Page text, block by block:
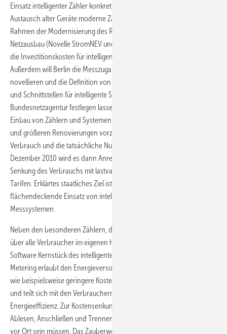
Einsatz intelligenter Zähler konkretisieren. So sollen in Zukunft beim
Austausch alter Geräte moderne Zähler eingebaut werden. Im
Rahmen der Modernisierung des Regulierungsrahmens für den
Netzausbau (Novelle StromNEV und ARegV) wird sie prüfen prüfen, ob
die Investitionskosten für intelligente Zähler voll anerkannt werden.
Außerdem will Berlin die Messzugangsverordnung (MessZV)
novellieren und die Definition von Mindeststandards
und Schnittstellen für intelligente Stromzähler durch die
Bundesnetzagentur festlegen lassen. Schon seit dem 1. Januar ist der
Einbau von Zählern und Systemen bei Neubauten
und größeren Renovierungen vorzunhemen, die den tatsächlichen
Verbrauch und die tatsächliche Nutzungszeit widerspiegeln. Ab Ende
Dezember 2010 wird es dann Anreize geben zur Steuerung und
Senkung des Verbrauchs mit lastvariablen und tageszeitabhängigen
Tarifen. Erklärtes staatliches Ziel ist perspektivisch der
flächendeckende Einsatz von intelligenten
Messsystemen.
Neben den besonderen Zählern, die sekundengenauen Überblick
über alle Verbraucher im eigenen Hausnetz ermöglichen, ist die
Software Kernstück des intelligenten Messens und Verabeitens. Smart
Metering erlaubt den Energieversorgungsunternehmen viele Vorteile,
wie beispielsweise geringere Kosten, weniger Managementaufwand
und teilt sich mit den Verbrauchern im Ergebnis eine höhere
Energieeffizienz. Zur Kostensenkung trägt bei, dass die Techniker zum
Ablesen, Anschließen und Trennen der Zähler nicht mehr
vor Ort sein müssen. Das Zauberwort heißt Zählerfernerfassung (ZFA).